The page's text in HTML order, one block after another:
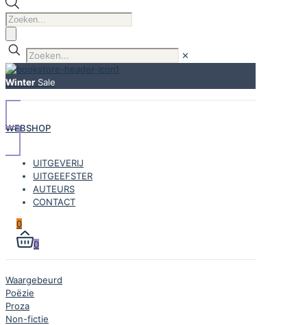
Producten
zoeken
✕
Winter Sale
WEBSHOP
UITGEVERIJ
UITGEEFSTER
AUTEURS
CONTACT
0
0
Waargebeurd
Poëzie
Proza
Non-fictie